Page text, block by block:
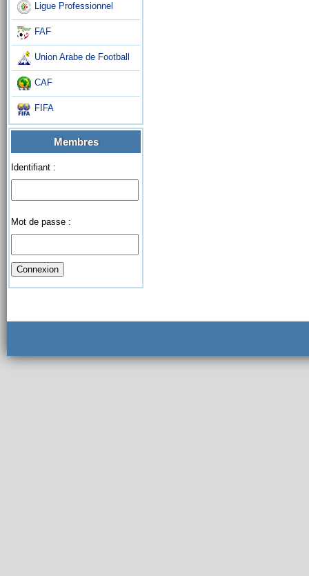
Ligue Professionnel
FAF
Union Arabe de Football
CAF
FIFA
Membres
Identifiant :
Mot de passe :